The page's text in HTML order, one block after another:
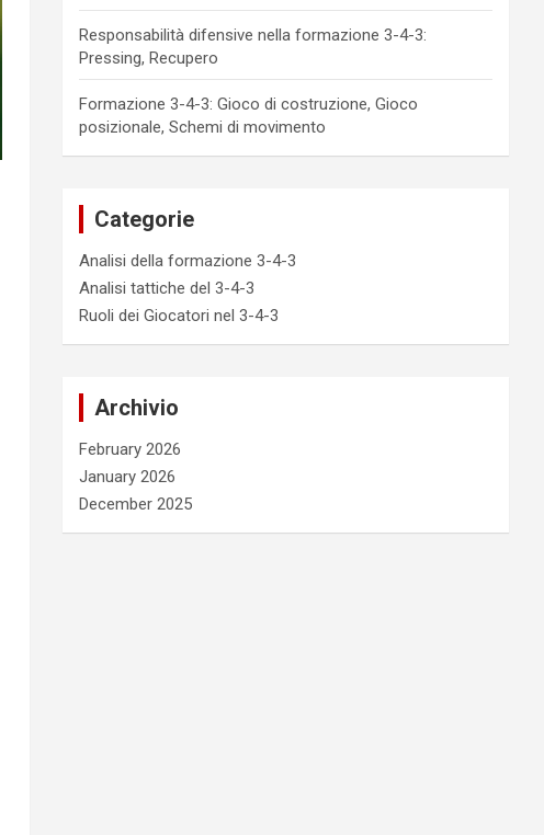
Responsabilità difensive nella formazione 3-4-3:
Pressing, Recupero
Formazione 3-4-3: Gioco di costruzione, Gioco
posizionale, Schemi di movimento
Categorie
Analisi della formazione 3-4-3
Analisi tattiche del 3-4-3
Ruoli dei Giocatori nel 3-4-3
Archivio
February 2026
January 2026
December 2025